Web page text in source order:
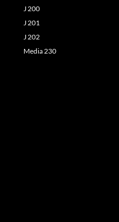
J 200
J 201
J 202
Media 230